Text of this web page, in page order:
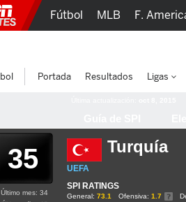
35 Turquía
UEFA
SPI RATINGS
General: 73.1 Ofensiva: 1.7
Último mes: 34
Fútbol MLB F.
Portada Resultados Ligas